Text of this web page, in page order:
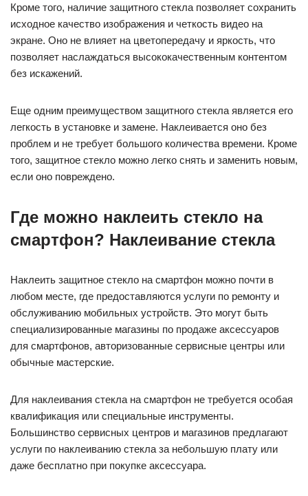
Кроме того, наличие защитного стекла позволяет сохранить
исходное качество изображения и четкость видео на
экране. Оно не влияет на цветопередачу и яркость, что
позволяет наслаждаться высококачественным контентом
без искажений.
Еще одним преимуществом защитного стекла является его
легкость в установке и замене. Наклеивается оно без
проблем и не требует большого количества времени. Кроме
того, защитное стекло можно легко снять и заменить новым,
если оно повреждено.
Где можно наклеить стекло на
смартфон? Наклеивание стекла
Наклеить защитное стекло на смартфон можно почти в
любом месте, где предоставляются услуги по ремонту и
обслуживанию мобильных устройств. Это могут быть
специализированные магазины по продаже аксессуаров
для смартфонов, авторизованные сервисные центры или
обычные мастерские.
Для наклеивания стекла на смартфон не требуется особая
квалификация или специальные инструменты.
Большинство сервисных центров и магазинов предлагают
услуги по наклеиванию стекла за небольшую плату или
даже бесплатно при покупке аксессуара.